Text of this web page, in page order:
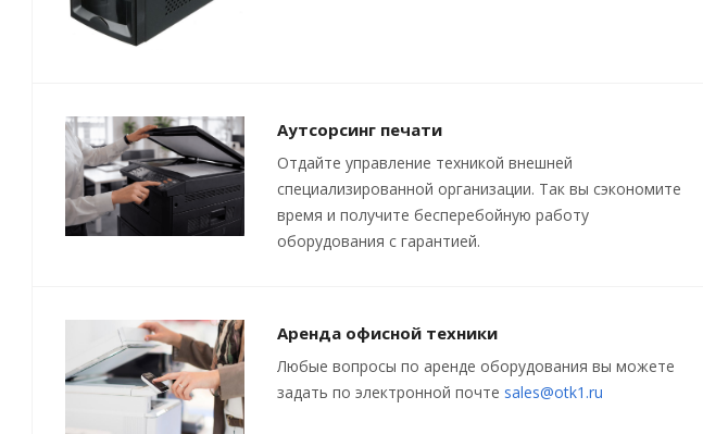
Аутсорсинг печати
Отдайте управление техникой внешней
специализированной организации. Так вы сэкономите
время и получите бесперебойную работу
оборудования с гарантией.
Аренда офисной техники
Любые вопросы по аренде оборудования вы можете
задать по электронной почте sales@otk1.ru